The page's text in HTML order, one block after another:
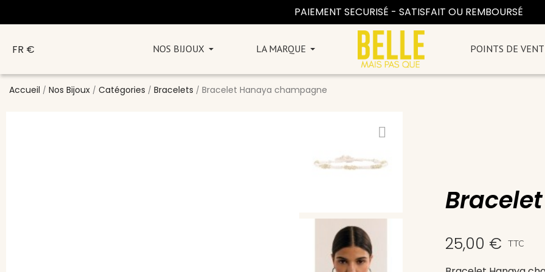
PAIEMENT SECURISÉ - SATISFAIT OU REMBOURSÉ
FR € NOS BIJOUX LA MARQUE POINTS DE
Accueil Nos Bijoux Catégories Bracelets Bracelet Hanaya champagne
25,00 € TTC